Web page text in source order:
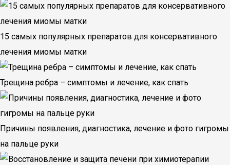
15 самых популярных препаратов для консервативного
лечения миомы матки
Трещина ребра – симптомы и лечение, как спать
Причины появления, диагностика, лечение и фото гигромы
на пальце руки